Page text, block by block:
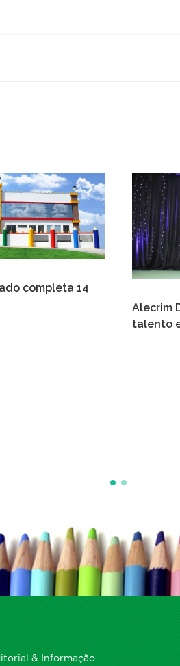
completa 14
Alecrim
talento
& Informação